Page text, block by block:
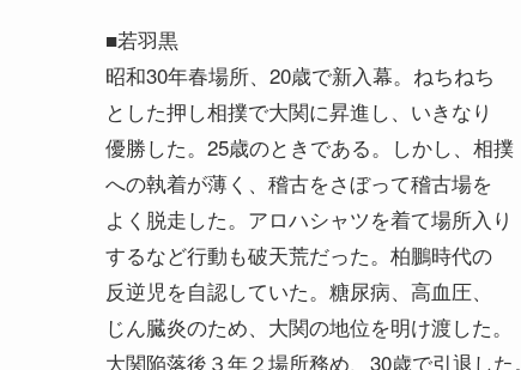
■若羽黒
昭和30年春場所、20歳で新入幕。ねちねち
とした押し相撲で大関に昇進し、いきなり
優勝した。25歳のときである。しかし、相撲
への執着が薄く、稽古をさぼって稽古場を
よく脱走した。アロハシャツを着て場所入り
するなど行動も破天荒だった。柏鵬時代の
反逆児を自認していた。糖尿病、高血圧、
じん臓炎のため、大関の地位を明け渡した。
大関陥落後３年２場所務め、30歳で引退した。